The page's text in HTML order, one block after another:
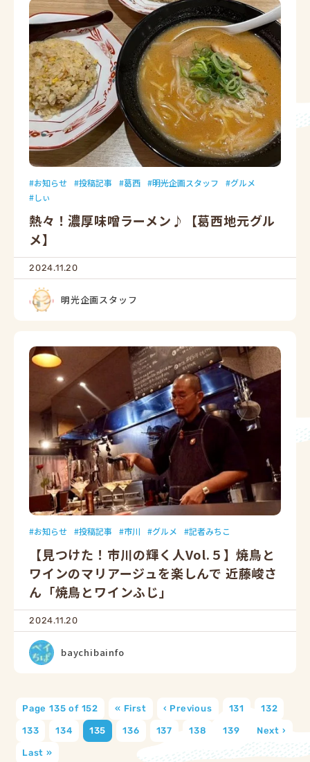
お知らせ 投稿記事 葛西 明光企画スタッフ
グルメ
しぃ
熱々！濃厚味噌ラーメン♪【葛西地元グル
メ】
2024.11.20
明光企画スタッフ
お知らせ 投稿記事 市川 グルメ 記者みちこ
【見つけた！市川の輝く人Vol.５】焼鳥と
ワインのマリアージュを楽しんで 近藤峻さ
ん「焼鳥とワインふじ」
2024.11.20
baychibainfo
Page 135 of 152 « First ‹ Previous 131 132
133 134 135 136 137 138 139 Next ›
Last »